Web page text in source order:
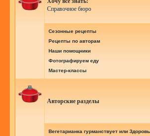
Справочное бюро
Сезонные рецепты
Рецепты по авторам
Наши помощники
Фотографируем еду
Мастер-классы
Авторские разделы
Вегетарианка гурманствует или